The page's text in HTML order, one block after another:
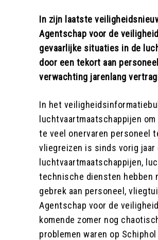
In zijn laatste
Agentschap voor de
gevaarlijke situaties in de
door een tekort aan
verwachting jarenlang
In het
luchtvaartmaatschappijen
te veel onervaren personeel
vliegreizen is sinds vorig jaar
luchtvaartmaatschappijen,
technische diensten hebben
gebrek aan personeel,
Agentschap voor de
komende zomer nog
problemen waren op